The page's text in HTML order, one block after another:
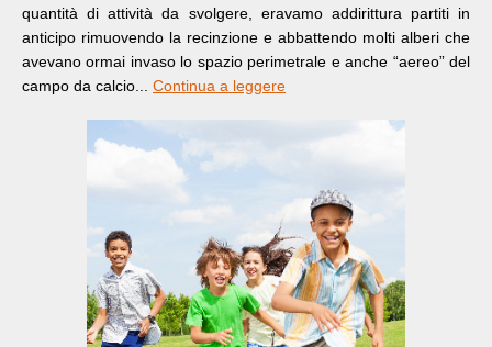
quantità di attività da svolgere, eravamo addirittura partiti in
anticipo rimuovendo la recinzione e abbattendo molti alberi che
avevano ormai invaso lo spazio perimetrale e anche “aereo” del
campo da calcio... Continua a leggere